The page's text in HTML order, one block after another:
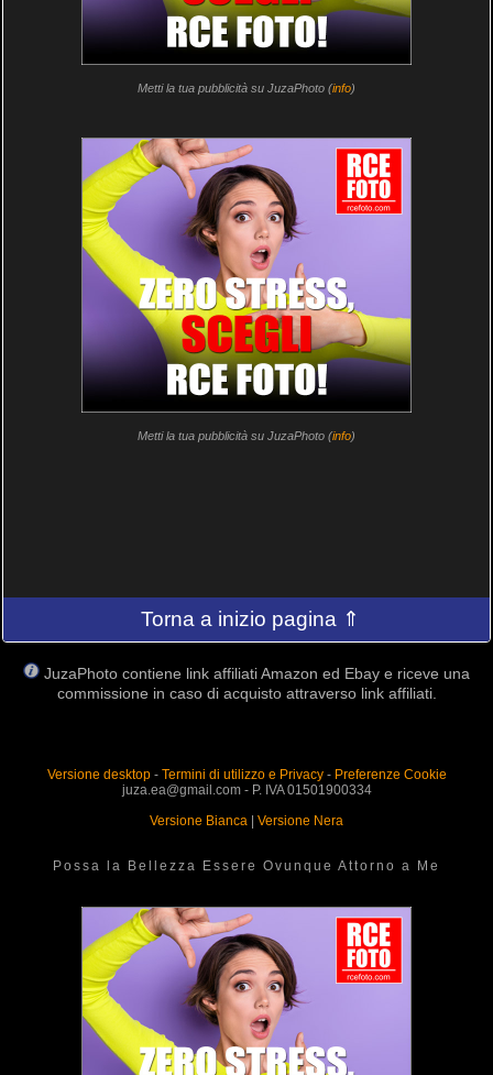
Metti la tua pubblicità su JuzaPhoto (info)
Metti la tua pubblicità su JuzaPhoto (info)
Torna a inizio pagina ⇑
JuzaPhoto contiene link affiliati Amazon ed Ebay e riceve una
commissione in caso di acquisto attraverso link affiliati.
Versione desktop- Termini di utilizzo e Privacy- Preferenze Cookie
juza.ea@gmail.com - P. IVA 01501900334
Versione Bianca
Versione Nera
Possa la Bellezza Essere Ovunque Attorno a Me